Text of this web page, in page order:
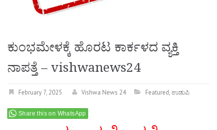
ಕುಂಭಮೇಳಕ್ಕೆ ಹೊರಟ ಕಾರ್ಕಳದ ವ್ಯಕ್ತಿ
ನಾಪತ್ತೆ – vishwanews24
February 7, 2025 Vishwa News 24 Featured,ಉಡುಪಿ
Share this on WhatsApp